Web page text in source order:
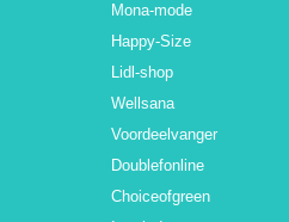
Mona-mode
Happy-Size
Lidl-shop
Wellsana
Voordeelvanger
Doublefonline
Choiceofgreen